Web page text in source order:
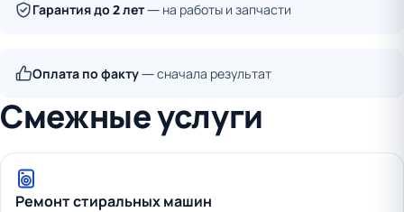
Гарантия до 2 лет— на работы и запчасти
Оплата по факту— сначала результат
Смежные услуги
Ремонт стиральных машин